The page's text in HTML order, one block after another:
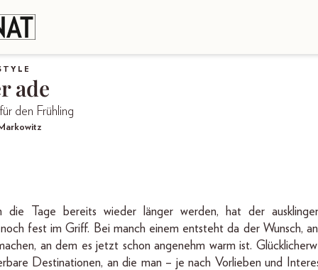
ade
den Frühling
die Tage bereits wieder länger werden, hat der
fest im Griff. Bei manch einem entsteht da der Wunsch,
an dem es jetzt schon angenehm warm ist.
Destinationen, an die man – je nach Vorlieben und